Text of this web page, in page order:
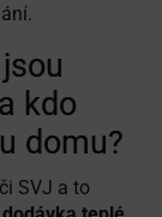
kdo
domu?
SVJ a to